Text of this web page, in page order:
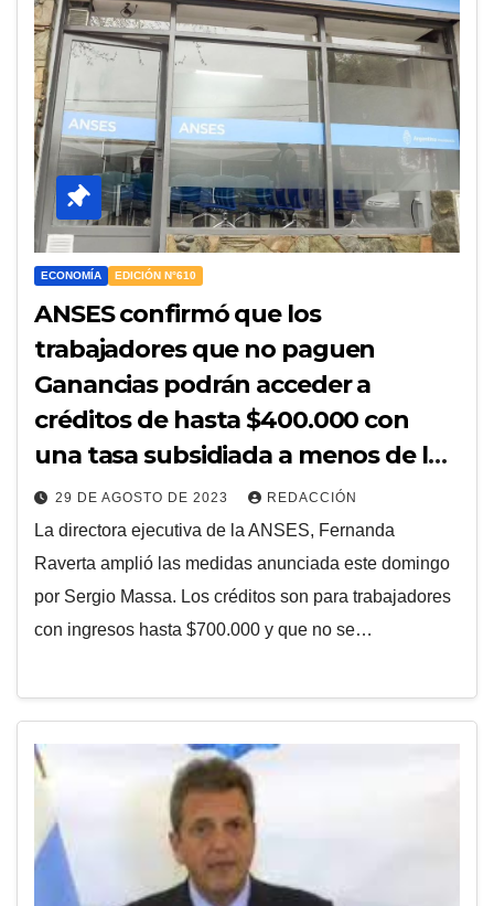
ECONOMÍA EDICIÓN N°610
ANSES confirmó que los
trabajadores que no paguen
Ganancias podrán acceder a
créditos de hasta $400.000 con
una tasa subsidiada a menos de la
mitad de la inflación
29 DE AGOSTO DE 2023 REDACCIÓN
La directora ejecutiva de la ANSES, Fernanda
Raverta amplió las medidas anunciada este domingo
por Sergio Massa. Los créditos son para trabajadores
con ingresos hasta $700.000 y que no se…